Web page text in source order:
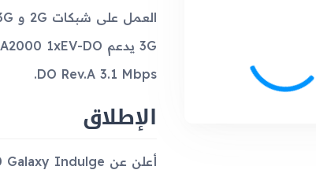
DO Rev.A 3.1 Mbps.
الإطلاق